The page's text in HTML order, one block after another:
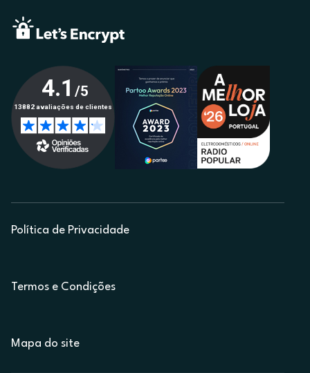
Política de Privacidade
Termos e Condições
Mapa do site